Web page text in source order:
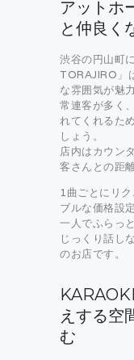
アットホ
と仲良く
渋谷の円山町
TORAJIRO」
な雰囲気が魅
常連客が多く
れてくれるた
しょう。
店内はカウン
客さんとの距
1曲ごとにリ
ブルな価格設
一人でふらっ
じっくり話し
のお店です。
えする空
む